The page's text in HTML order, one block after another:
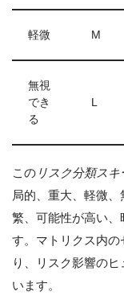
軽微 M
無視
でき
る
L
この リスク分類スキ
局的、重大、軽微
繁、可能性が高い、
す。マトリクス内
り、リスク影響の
います。